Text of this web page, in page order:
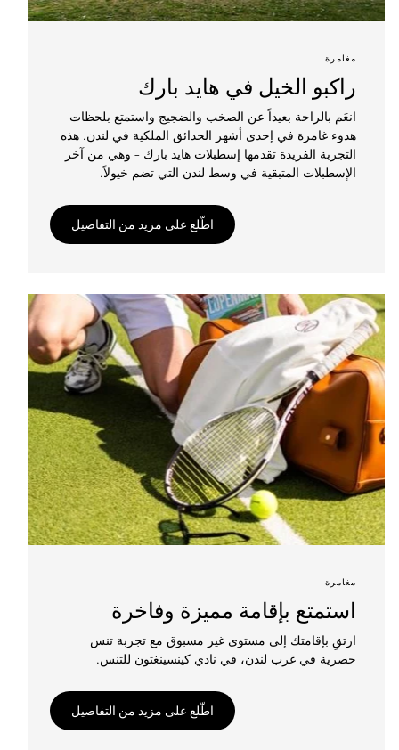
مغامرة
راكبو الخيل في هايد بارك
انعَم بالراحة بعيداً عن الصخب والضجيج واستمتع بلحظات
هدوء غامرة في إحدى أشهر الحدائق الملكية في لندن. هذه
التجربة الفريدة تقدمها إسطبلات هايد بارك – وهي من آخر
الإسطبلات المتبقية في وسط لندن التي تضم خيولاً.
اطّلع على مزيد من التفاصيل
مغامرة
استمتع بإقامة مميزة وفاخرة
ارتقِ بإقامتك إلى مستوى غير مسبوق مع تجربة تنس
حصرية في غرب لندن، في نادي كينسينغتون للتنس.
اطّلع على مزيد من التفاصيل